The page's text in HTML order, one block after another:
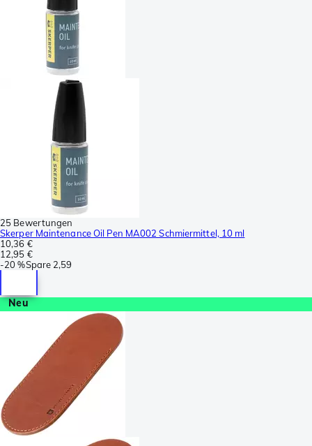
25 Bewertungen
Skerper Maintenance Oil Pen MA002 Schmiermittel, 10 ml
10,36 €
12,95 €
-20 %Spare 2,59
Neu